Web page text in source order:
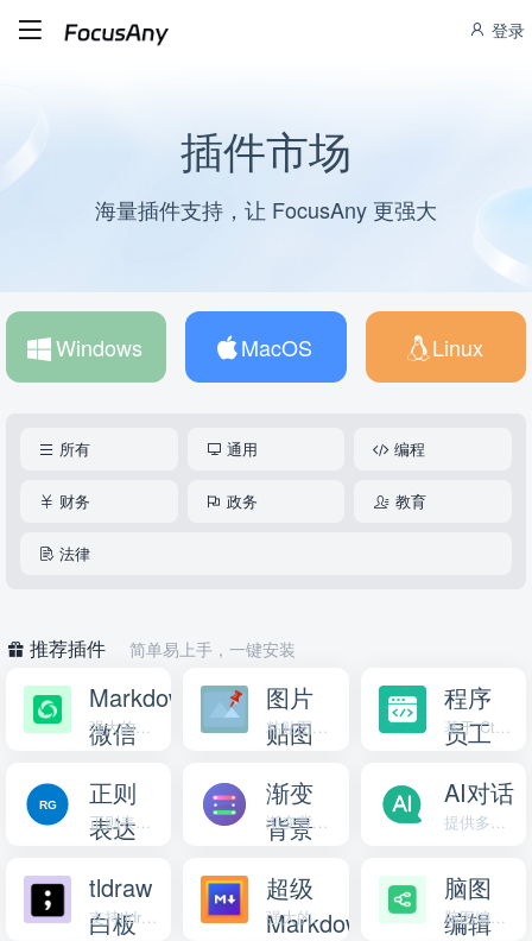
登录
插件市场
海量插件支持，让 FocusAny 更强大
Windows MacOS Linux
所有 通用 编程
财务 政务 教育
法律
推荐插件 简单易上手，一键安装
Markdown
微信
工具
强大的Markdown微信编辑器，支持多种排版风格
图片
贴图粘贴图片到桌面，支持拖拽、缩放、旋转等
程序
员工 基于 Ctool 的程序员工具箱
正则
表达
成器
正则表达式生成器插件，支持正则表达式生成
渐变
背景
器
渐变背景图片生成器，支持自定义颜色、方向和导出功能
AI对话
提供多种模型支持的AI对话插件，包括 DeepSeek、通义千问
tldraw
白板 支持tldraw白板内容编辑，图片导出png、svg等功能
超级
Markdown
强大的Markdown编辑器，从文本与图片创建笔记
脑图
编辑脑图编辑器，支持导入导出多种格式